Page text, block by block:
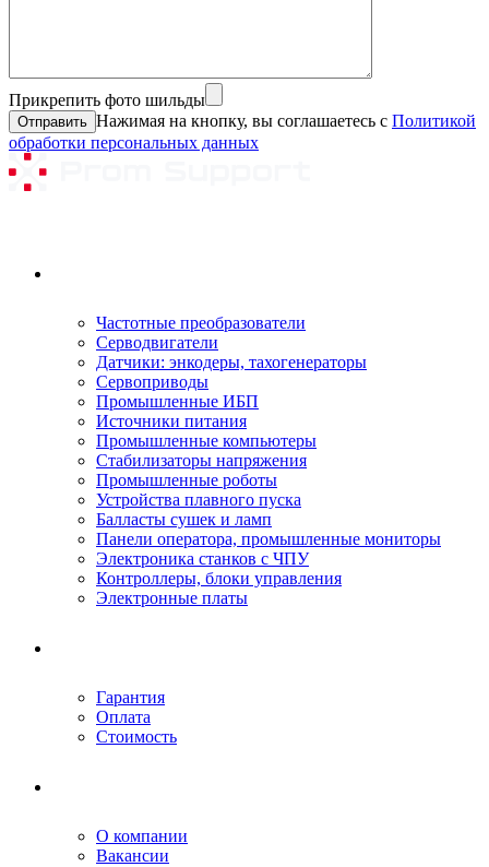
Прикрепить фото шильды
Нажимая на кнопку, вы соглашаетесь с Политикой
обработки персональных данных
Частотные преобразователи
Серводвигатели
Датчики: энкодеры, тахогенераторы
Сервоприводы
Промышленные ИБП
Источники питания
Промышленные компьютеры
Стабилизаторы напряжения
Промышленные роботы
Устройства плавного пуска
Балласты сушек и ламп
Панели оператора, промышленные мониторы
Электроника станков с ЧПУ
Контроллеры, блоки управления
Электронные платы
Гарантия
Оплата
Стоимость
О компании
Вакансии